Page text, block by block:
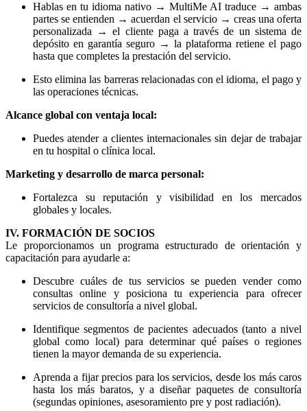
Hablas en tu idioma nativo → MultiMe AI traduce → ambas
partes se entienden → acuerdan el servicio → creas una oferta
personalizada → el cliente paga a través de un sistema de
depósito en garantía seguro → la plataforma retiene el pago
hasta que completes la prestación del servicio.
Esto elimina las barreras relacionadas con el idioma, el pago y
las operaciones técnicas.
Alcance global con ventaja local:
Puedes atender a clientes internacionales sin dejar de trabajar
en tu hospital o clínica local.
Marketing y desarrollo de marca personal:
Fortalezca su reputación y visibilidad en los mercados
globales y locales.
IV. FORMACIÓN DE SOCIOS
Le proporcionamos un programa estructurado de orientación y
capacitación para ayudarle a:
Descubre cuáles de tus servicios se pueden vender como
consultas online y posiciona tu experiencia para ofrecer
servicios de consultoría a nivel global.
Identifique segmentos de pacientes adecuados (tanto a nivel
global como local) para determinar qué países o regiones
tienen la mayor demanda de su experiencia.
Aprenda a fijar precios para los servicios, desde los más caros
hasta los más baratos, y a diseñar paquetes de consultoría
(segundas opiniones, asesoramiento pre y post radiación).